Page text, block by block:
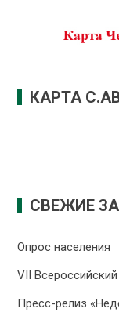
КАРТА
СВЕЖИЕ
Опрос населения
VII
Пресс-релиз